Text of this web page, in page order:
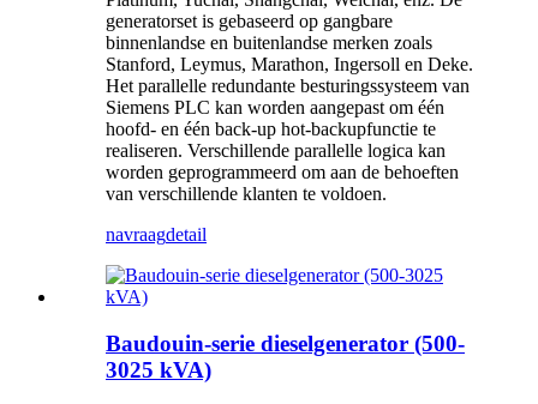
generatorset is gebaseerd op gangbare
binnenlandse en buitenlandse merken zoals
Stanford, Leymus, Marathon, Ingersoll en Deke.
Het parallelle redundante besturingssysteem van
Siemens PLC kan worden aangepast om één
hoofd- en één back-up hot-backupfunctie te
realiseren. Verschillende parallelle logica kan
worden geprogrammeerd om aan de behoeften
van verschillende klanten te voldoen.
navraagdetail
Baudouin-serie dieselgenerator (500-
3025 kVA)